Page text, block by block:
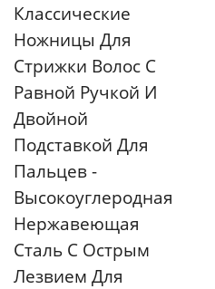
Классические
Ножницы Для
Стрижки Волос С
Равной Ручкой И
Двойной
Подставкой Для
Пальцев -
Высокоуглеродная
Нержавеющая
Сталь С Острым
Лезвием Для